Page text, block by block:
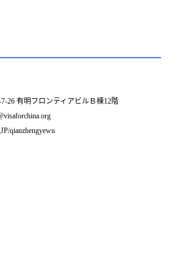
26 有明フロンティアビルＢ棟12階
qianzhengyewu